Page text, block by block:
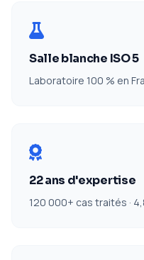
Salle blanche ISO 5
Laboratoire 100 % en
22 ans d'expertise
120 000+ cas traités ·